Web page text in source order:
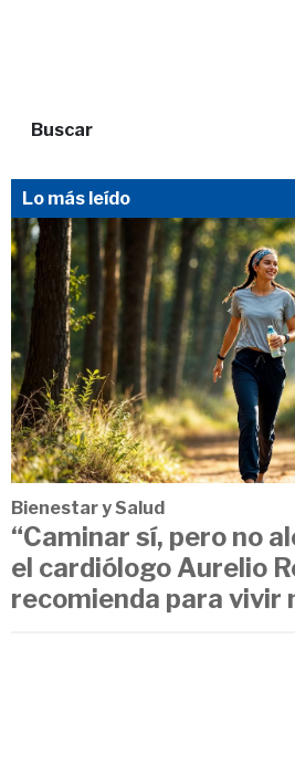
Buscar
Lo más leído
Bienestar y Salud
“Caminar sí, pero no
el cardiólogo Aurelio
recomienda para vivir